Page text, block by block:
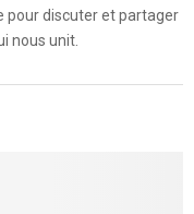
pour discuter et partager
nous unit.